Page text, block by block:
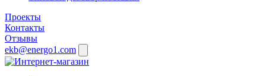
Проекты
Контакты
Отзывы
ekb@energo1.com